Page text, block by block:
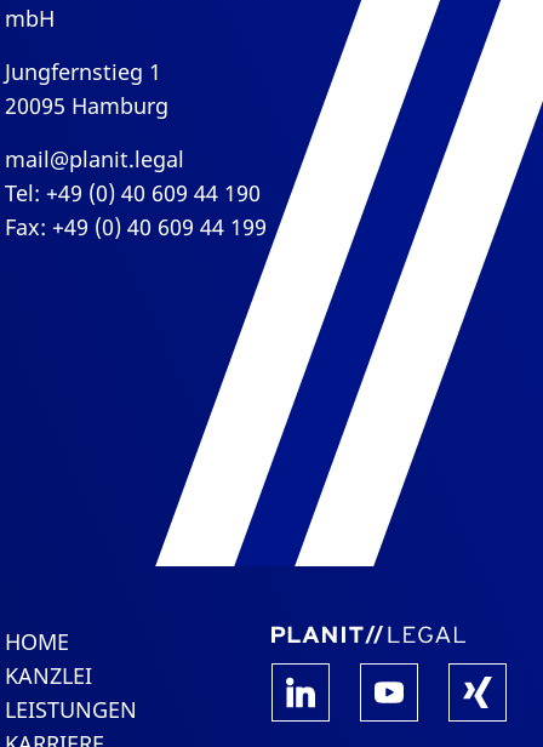
mbH
Jungfernstieg 1
20095 Hamburg
mail@planit.legal
Tel: +49 (0) 40 609 44 190
Fax: +49 (0) 40 609 44 199
HOME
KANZLEI
LEISTUNGEN